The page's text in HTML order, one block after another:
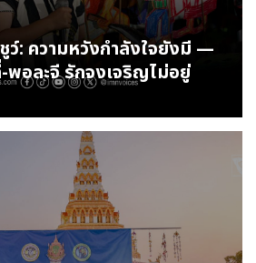
ว์: ความหวังกำลังใจยังมี —
อละจี รักจงเจริญไม่อยู่